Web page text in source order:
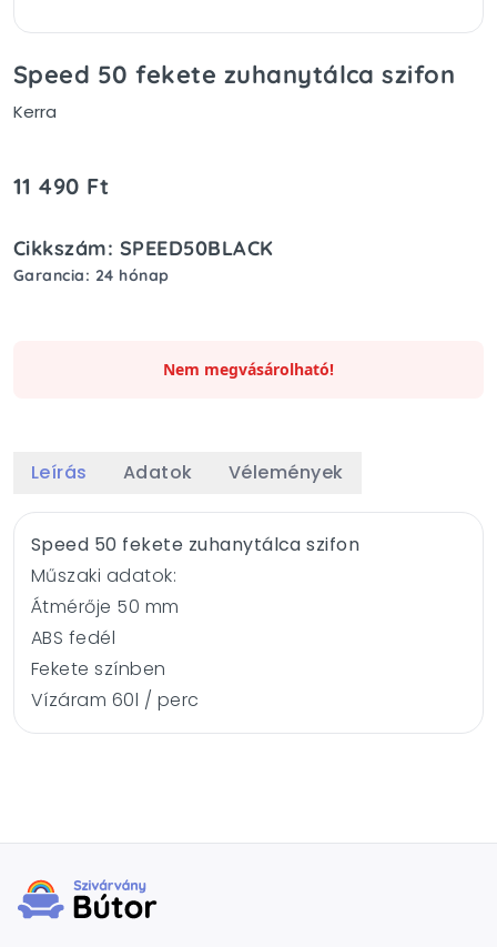
Speed 50 fekete zuhanytálca szifon
Kerra
11 490 Ft
Cikkszám: SPEED50BLACK
Garancia: 24 hónap
Nem megvásárolható!
Leírás Adatok Vélemények
Speed 50 fekete zuhanytálca szifon
Műszaki adatok:
Átmérője 50 mm
ABS fedél
Fekete színben
Vízáram 60l / perc